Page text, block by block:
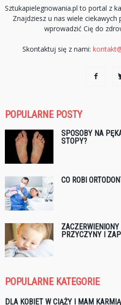
Sztukapielegnowania.pl to portal z
Znajdziesz u nas wiele
wprowadzić Cię do
Skontaktuj się z nami:
POPULARNE POSTY
SPOSOBY NA
STOPY?
CO ROBI
PRZYCZYNY I
POPULARNE KATEGORIE
DLA KOBIET W CIĄŻY I MAM